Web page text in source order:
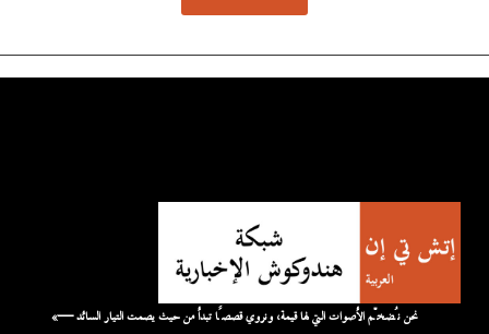
«نحن نُضخّم الأصوات التي لها قيمة، ونروي قصصًا تبدأ من حيث يصمت التيار السائد —